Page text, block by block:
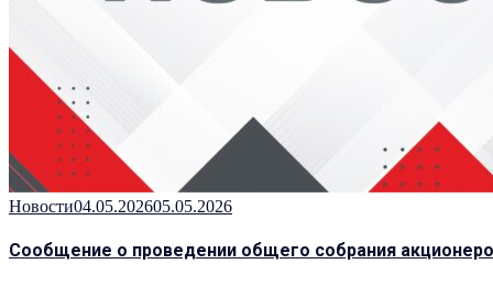
Новости04.05.202605.05.2026
Сообщение о проведении общего собрания